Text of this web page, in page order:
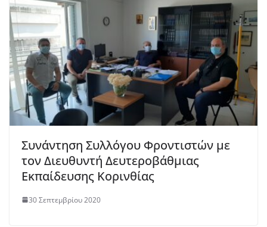
Συνάντηση Συλλόγου Φροντιστών με
τον Διευθυντή Δευτεροβάθμιας
Εκπαίδευσης Κορινθίας
30 Σεπτεμβρίου 2020